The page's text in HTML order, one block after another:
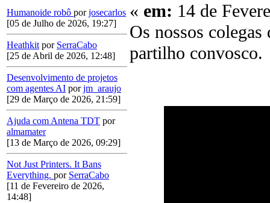
Humanoide robô porjosecarlos
[05 de Julho de 2026, 19:27]
Heathkit por SerraCabo
[25 de Abril de 2026, 12:48]
Desenvolvimento de projetos
com agentes AI porjm_araujo
[29 de Março de 2026, 21:59]
Ajuda com Antena TDT por
almamater
[13 de Março de 2026, 09:29]
Not Just Printers. It Bans
Everything. por SerraCabo
[11 de Fevereiro de 2026,
14:48]
« em: 14 de
Os nossos
partilho convosco.